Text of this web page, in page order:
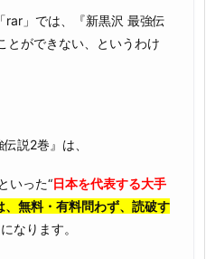
」では、『新黒沢 最強伝
とができない、というわけ
説2巻』は、
いった“日本を代表する大手
、無料・有料問わず、読破す
なります。